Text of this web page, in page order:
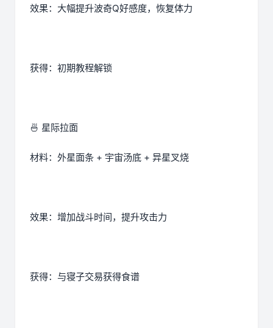
效果：大幅提升波奇Q好感度，恢复体力
获得：初期教程解锁
🍜 星际拉面
材料：外星面条 + 宇宙汤底 + 异星叉烧
效果：增加战斗时间，提升攻击力
获得：与寝子交易获得食谱